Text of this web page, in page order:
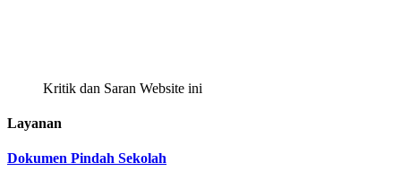
Kritik dan Saran Website ini
Layanan
Dokumen Pindah Sekolah